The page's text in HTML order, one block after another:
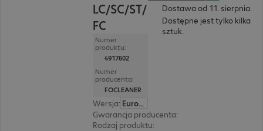
LC/SC/ST/
FC
Numer
produktu:
4917602
Numer
producenta:
FOCLEANER
Wersja:
Europa
Gwarancja producenta:
Rodzaj produktu:
Dostawa od 11. sierpnia.
Dostępne jest tylko kilka
sztuk.